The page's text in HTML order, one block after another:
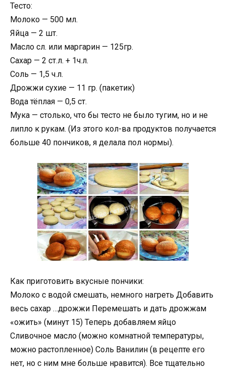
Тесто:
Молоко — 500 мл.
Яйца — 2 шт.
Масло сл. или маргарин — 125гр.
Сахар — 2 ст.л. + 1ч.л.
Соль — 1,5 ч.л.
Дрожжи сухие — 11 гр. (пакетик)
Вода тёплая — 0,5 ст.
Мука — столько, что бы тесто не было тугим, но и не
липло к рукам. (Из этого кол-ва продуктов получается
больше 40 пончиков, я делала пол нормы).
Как приготовить вкусные пончики:
Молоко с водой смешать, немного нагреть Добавить
весь сахар …дрожжи Перемешать и дать дрожжам
«ожить» (минут 15) Теперь добавляем яйцо
Сливочное масло (можно комнатной температуры,
можно растопленное) Соль Ванилин (в рецепте его
нет, но с ним мне больше нравится). Все тщательно